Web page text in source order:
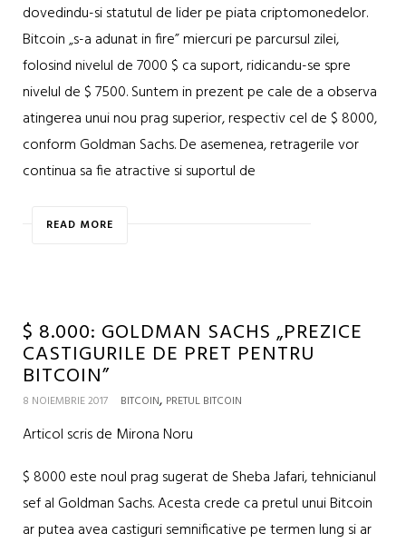
dovedindu-si statutul de lider pe piata criptomonedelor.
Bitcoin „s-a adunat in fire” miercuri pe parcursul zilei,
folosind nivelul de 7000 $ ca suport, ridicandu-se spre
nivelul de $ 7500. Suntem in prezent pe cale de a observa
atingerea unui nou prag superior, respectiv cel de $ 8000,
conform Goldman Sachs. De asemenea, retragerile vor
continua sa fie atractive si suportul de
READ MORE
$ 8.000: GOLDMAN SACHS „PREZICE
CASTIGURILE DE PRET PENTRU
BITCOIN”
8 NOIEMBRIE 2017 BITCOIN, PRETUL BITCOIN
Articol scris de Mirona Noru
$ 8000 este noul prag sugerat de Sheba Jafari, tehnicianul
sef al Goldman Sachs. Acesta crede ca pretul unui Bitcoin
ar putea avea castiguri semnificative pe termen lung si ar